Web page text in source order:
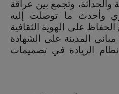
والحداثة، وتجمع بين عراقة
وأحدث ما توصلت إليه
على الهوية الثقافية
المدينة على الشهادة
نظام الريادة في تصميمات